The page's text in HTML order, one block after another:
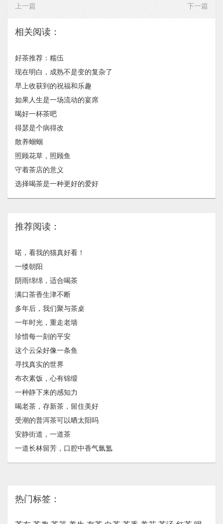
上一篇 下一篇
相关阅读：
好茶推荐：糯伍
现在明白，成熟不是变的复杂了
早上收获到的祝福和乐趣
如果人生是一场流动的宴席
喝好一杯茶吧
得瑟是个病得改
散养蝈蝈
照顾花草，照顾鱼
守着茶店的意义
选择喝茶是一种更好的爱好
推荐阅读：
喏，看我的猫真好看！
一缕朝阳
阴雨绵绵，适合喝茶
满口茶香生津不断
多年后，我们聚与茶桌
一年时光，重走老墙
珍惜每一刻的平安
这个云朵好像一条鱼
寻找真实的世界
布衣素饭，心有锦缎
一种静下来的感知力
喝老茶，存新茶，留住美好
受潮的普洱茶可以晒太阳吗
安静街道，一道茶
一道长林留芳，口腔中香气氤氲
热门标签：